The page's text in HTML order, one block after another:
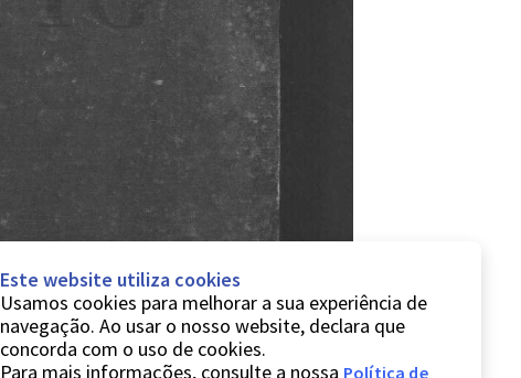
Este website utiliza cookies
Usamos cookies para melhorar a sua experiência de
navegação. Ao usar o nosso website, declara que
concorda com o uso de cookies.
Para mais informações, consulte a nossa Política de